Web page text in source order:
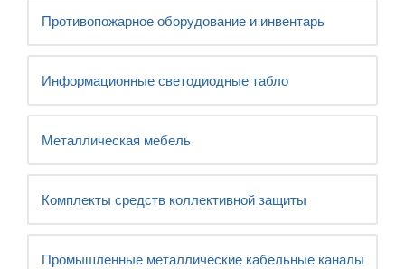
Противопожарное оборудование и инвентарь
Информационные светодиодные табло
Металлическая мебель
Комплекты средств коллективной защиты
Промышленные металлические кабельные каналы